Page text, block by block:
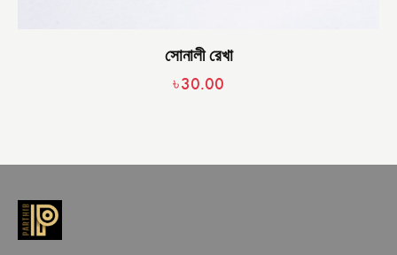
সোনালী রেখা
৳30.00